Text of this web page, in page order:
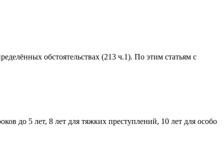
обстоятельствах (213 ч.1). По этим статьям с
до 5 лет, 8 лет для тяжких преступлений, 10 лет для особо